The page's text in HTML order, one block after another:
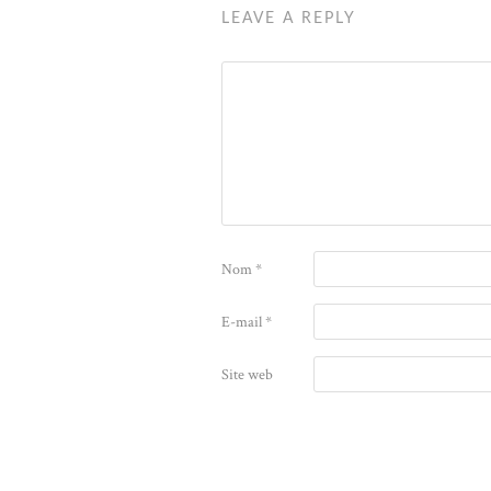
LEAVE A REPLY
Nom*
E-mail*
Site web